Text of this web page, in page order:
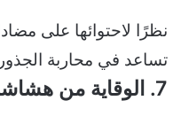
نظرًا لاحتوائها على
تساعد في محاربة
7. الوقاية من هشاشة العظام